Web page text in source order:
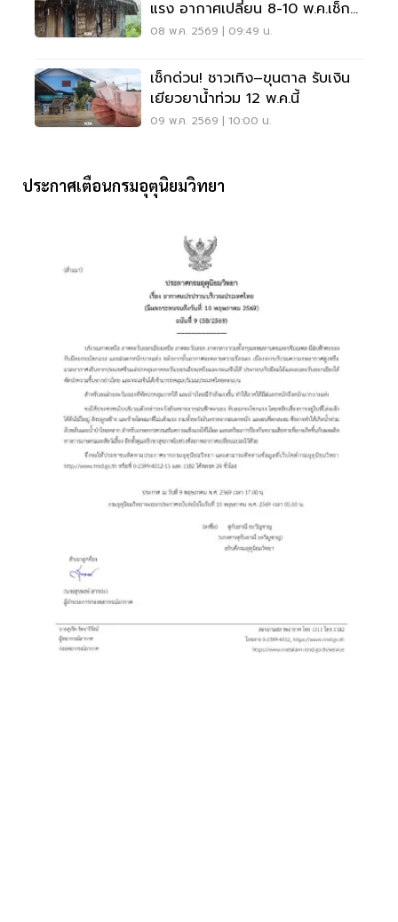
แรง อากาศเปลี่ยน 8-10 พ.ค.เช็ก
พื้นที่เสี่ยงด่วน!
08 พ.ค. 2569 | 09:49 น.
เช็กด่วน! ชาวเทิง–ขุนตาล รับเงิน
เยียวยาน้ำท่วม 12 พ.ค.นี้
09 พ.ค. 2569 | 10:00 น.
ประกาศเตือนกรมอุตุนิยมวิทยา